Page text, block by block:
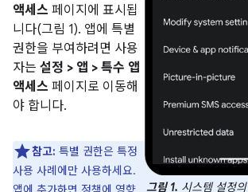
그림 1. 시스템 설정의
액세스 페이지에 표시됩
니다(그림 1). 앱에 특별
권한을 부여하려면 사용
자는 설정 > 앱 > 특수 앱
액세스 페이지로 이동해
야 합니다.
참고: 특별 권한은 특정
사용 사례에만 사용하세요.